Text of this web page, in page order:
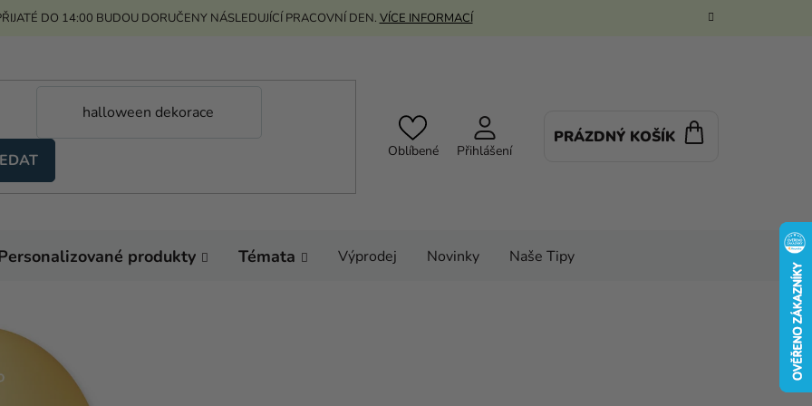
DO 14:00 BUDOU DORUČENY NÁSLEDUJÍCÍ PRACOVNÍ DEN. VÍCE INFORMACÍ
Oblíbené Přihlášení
PRÁZDNÝ KOŠÍK
produkty Témata Výprodej Novinky Naše Tipy